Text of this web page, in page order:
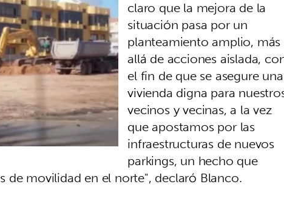
claro que la mejora de la
situación pasa por un
planteamiento amplio, más
allá de acciones aislada,
el fin de que se asegure una
vivienda digna para
vecinos y vecinas, a la vez
que apostamos por las
infraestructuras de nuevos
parkings, un hecho que
de movilidad en el norte", declaró Blanco.